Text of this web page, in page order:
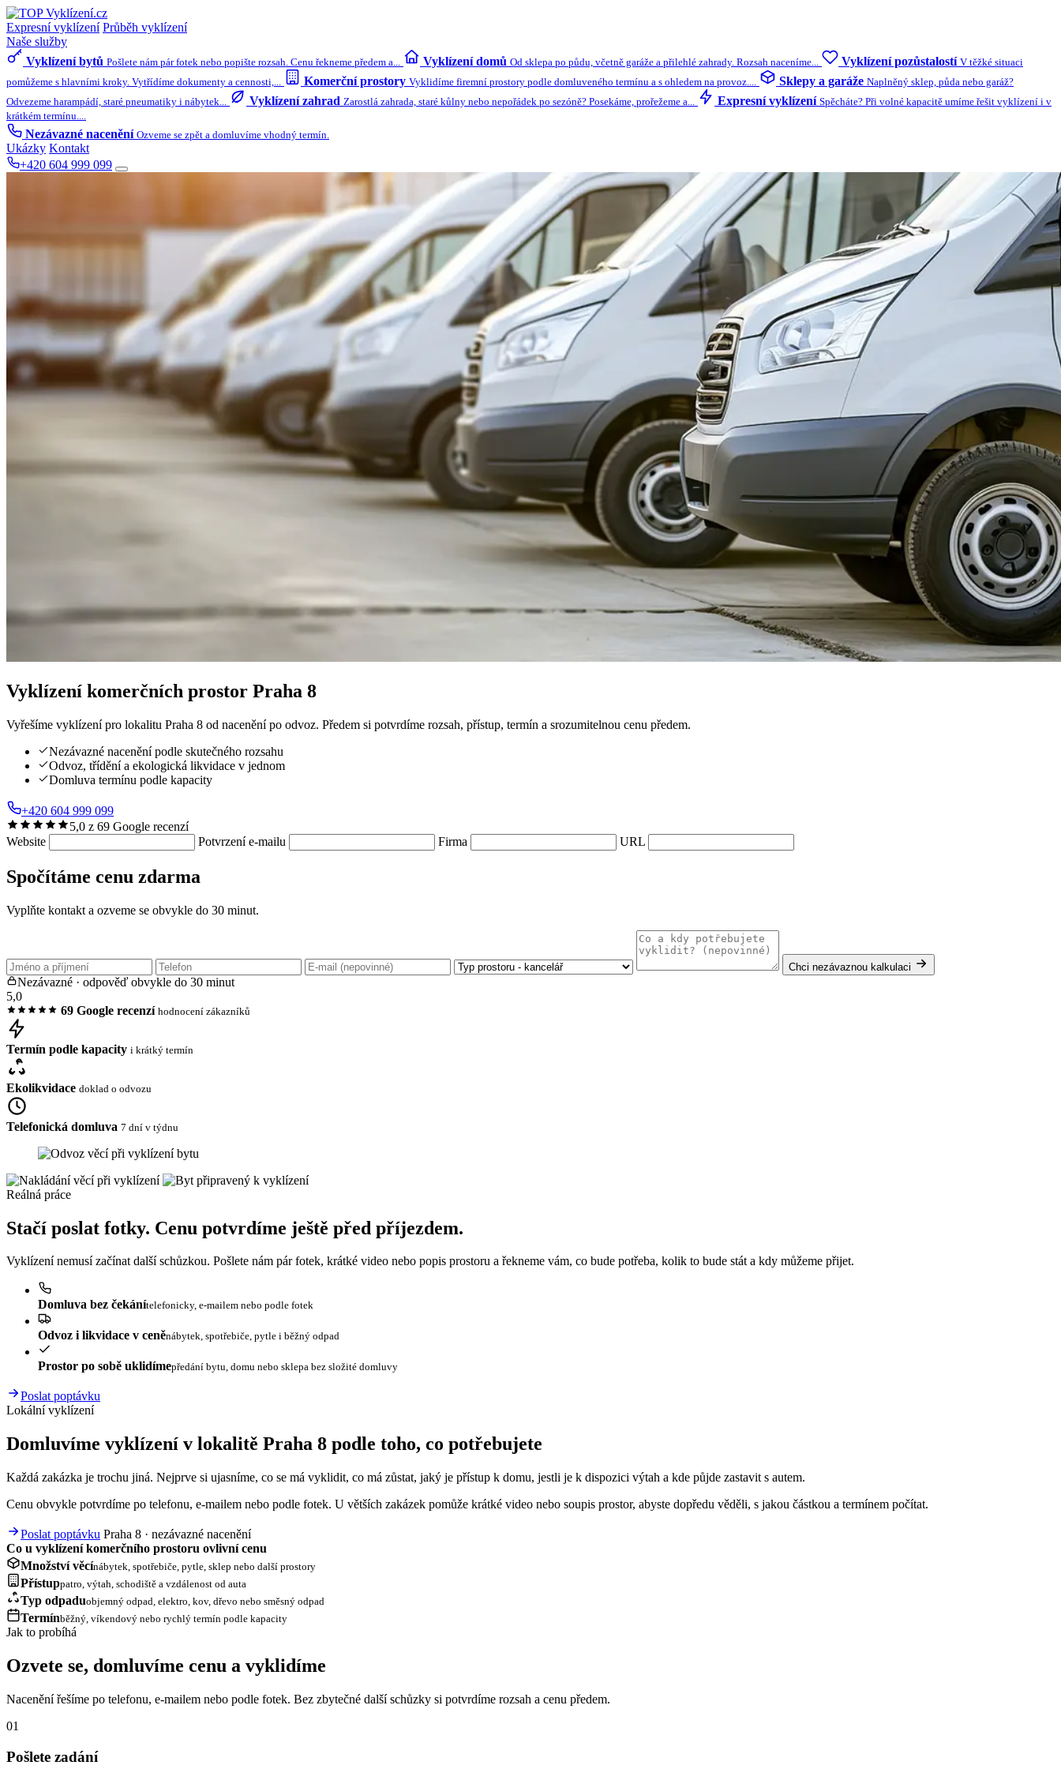
Expresní vyklízení Průběh vyklízení
Naše služby
Vyklízení bytů Pošlete nám pár fotek nebo popište rozsah. Cenu řekneme předem a... Vyklízení domů Od sklepa po půdu, včetně garáže a přilehlé zahrady. Rozsah naceníme... Vyklízení pozůstalostí V těžké situaci
pomůžeme s hlavními kroky. Vytřídíme dokumenty a cennosti,...
Komerční prostory Vyklidíme firemní prostory podle domluveného termínu a s ohledem na provoz.... Sklepy a garáže Naplněný sklep, půda nebo garáž?
Odvezeme harampádí, staré pneumatiky i nábytek...
Vyklízení zahrad Zarostlá zahrada, staré kůlny nebo nepořádek po sezóně? Posekáme, prořežeme a... Expresní vyklízení Spěcháte? Při volné kapacitě umíme řešit vyklízení i v
krátkém termínu....
Nezávazné nacenění Ozveme se zpět a domluvíme vhodný termín.
Ukázky Kontakt
+420 604 999 099
Vyklízení komerčních prostor Praha 8
Vyřešíme vyklízení pro lokalitu Praha 8 od nacenění po odvoz. Předem si potvrdíme rozsah, přístup, termín a srozumitelnou cenu předem.
Nezávazné nacenění podle skutečného rozsahu
Odvoz, třídění a ekologická likvidace v jednom
Domluva termínu podle kapacity
+420 604 999 099
5,0 z 69 Google recenzí
Website
Potvrzení e-mailu Firma URL
Spočítáme cenu zdarma
Vyplňte kontakt a ozveme se obvykle do 30 minut.
Chci nezávaznou kalkulaci
Nezávazné · odpověď obvykle do 30 minut
5,0
69 Google recenzí hodnocení zákazníků
Termín podle kapacity i krátký termín
Ekolikvidace doklad o odvozu
Telefonická domluva 7 dní v týdnu
Reálná práce
Stačí poslat fotky. Cenu potvrdíme ještě před příjezdem.
Vyklízení nemusí začínat další schůzkou. Pošlete nám pár fotek, krátké video nebo popis prostoru a řekneme vám, co bude potřeba, kolik to bude stát a kdy můžeme přijet.
Domluva bez čekánítelefonicky, e-mailem nebo podle fotek
Odvoz i likvidace v ceněnábytek, spotřebiče, pytle i běžný odpad
Prostor po sobě uklidímepředání bytu, domu nebo sklepa bez složité domluvy
Poslat poptávku
Lokální vyklízení
Domluvíme vyklízení v lokalitě Praha 8 podle toho, co potřebujete
Každá zakázka je trochu jiná. Nejprve si ujasníme, co se má vyklidit, co má zůstat, jaký je přístup k domu, jestli je k dispozici výtah a kde půjde zastavit s autem.
Cenu obvykle potvrdíme po telefonu, e-mailem nebo podle fotek. U větších zakázek pomůže krátké video nebo soupis prostor, abyste dopředu věděli, s jakou částkou a termínem počítat.
Poslat poptávku Praha 8 · nezávazné nacenění
Co u vyklízení komerčního prostoru ovlivní cenu
Množství věcínábytek, spotřebiče, pytle, sklep nebo další prostory
Přístuppatro, výtah, schodiště a vzdálenost od auta
Typ odpaduobjemný odpad, elektro, kov, dřevo nebo směsný odpad
Termínběžný, víkendový nebo rychlý termín podle kapacity
Jak to probíhá
Ozvete se, domluvíme cenu a vyklidíme
Nacenění řešíme po telefonu, e-mailem nebo podle fotek. Bez zbytečné další schůzky si potvrdíme rozsah a cenu předem.
01
Pošlete zadání